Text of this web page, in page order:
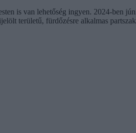
is van lehetőség ingyen. 2024-ben
területű, fürdőzésre alkalmas